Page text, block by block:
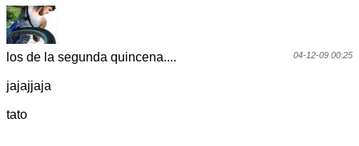
04-12-09 00:25
los de la segunda quincena....
jajajjaja
tato